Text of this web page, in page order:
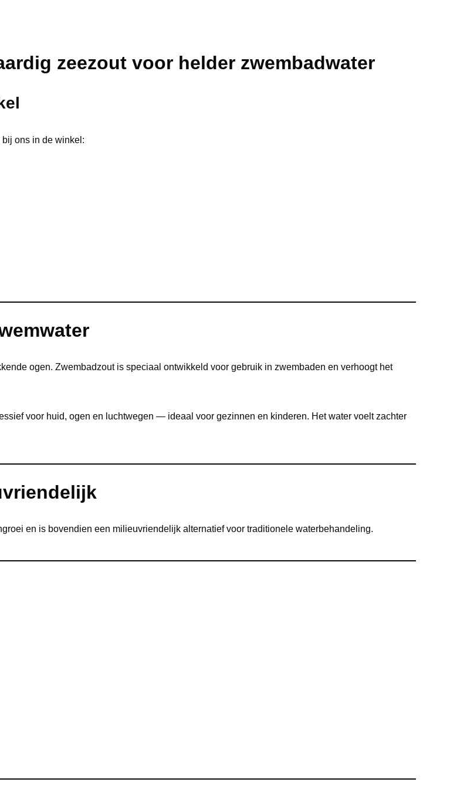
zeezout voor helder zwembadwater
ons in de winkel:
ogen. Zwembadzout is speciaal ontwikkeld voor gebruik in zwembaden en verhoogt het
voor huid, ogen en luchtwegen — ideaal voor gezinnen en kinderen. Het water voelt zachter
en is bovendien een milieuvriendelijk alternatief voor traditionele waterbehandeling.